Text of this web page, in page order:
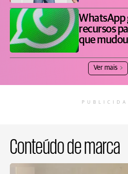
WhatsApp
recursos
que mudou
Ver mais
Conteúdo de marca